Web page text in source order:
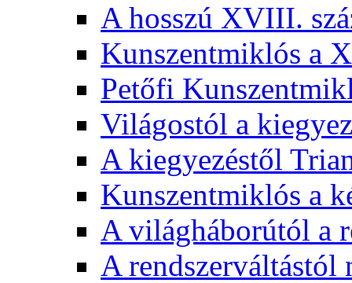
A hosszú XVIII.
Kunszentmiklós a
Petőfi
Világostól a
A kiegyezéstől
Kunszentmiklós a
A világháborútól a
A rendszerváltástól